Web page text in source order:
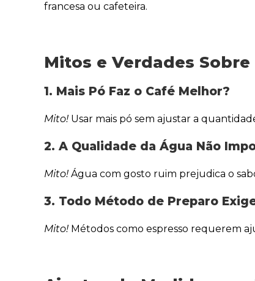
francesa ou cafeteira.
Mitos e Verdades
1. Mais Pó Faz o Café Melhor?
Mito! Usar mais pó sem ajustar a
2. A Qualidade da Água Não
Mito! Água com gosto ruim prejudica o
3. Todo Método de Preparo
Mito! Métodos como espresso requerem